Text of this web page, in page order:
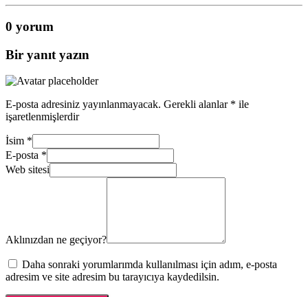
0 yorum
Bir yanıt yazın
E-posta adresiniz yayınlanmayacak. Gerekli alanlar * ile
işaretlenmişlerdir
İsim *
E-posta *
Web sitesi
Aklınızdan ne geçiyor?
Daha sonraki yorumlarımda kullanılması için adım, e-posta
adresim ve site adresim bu tarayıcıya kaydedilsin.